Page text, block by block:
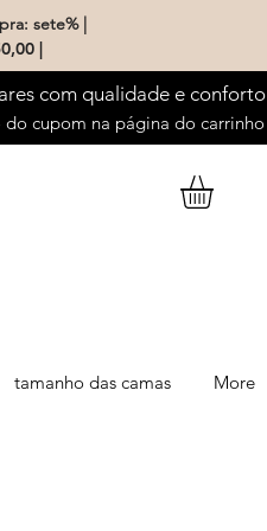
sete% |
|
com qualidade e conforto
cupom na página do carrinho
tamanho das camas More